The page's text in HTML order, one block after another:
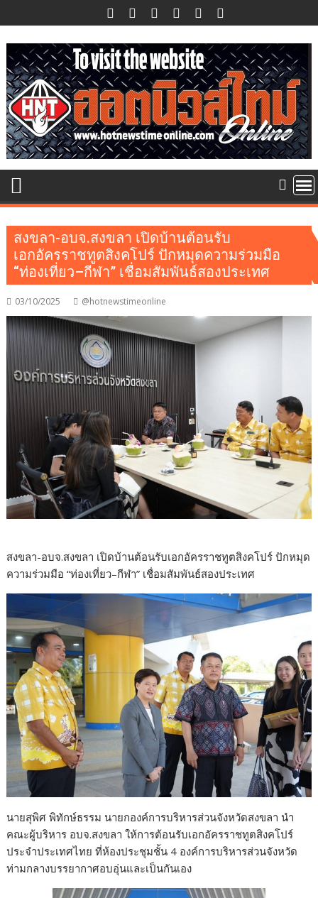
to
content
สงขลา-อบจ.สงขลา เปิดบ้านต้อนรับ
เอกอัครราชทูตสิงคโปร์ ปักหมุดความร่วมมือ
“ท่องเที่ยว–กีฬา” เชื่อมสัมพันธ์สองประเทศ
03/10/2025 @hotnewstimeonline
สงขลา-อบจ.สงขลา เปิดบ้านต้อนรับเอกอัครราชทูตสิงคโปร์ ปักหมุด
ความร่วมมือ “ท่องเที่ยว–กีฬา” เชื่อมสัมพันธ์สองประเทศ
นายสุพิศ พิทักษ์ธรรม นายกองค์การบริหารส่วนจังหวัดสงขลา นำ
คณะผู้บริหาร อบจ.สงขลา ให้การต้อนรับเอกอัครราชทูตสิงคโปร์
ประจำประเทศไทย ที่ห้องประชุมชั้น 4 องค์การบริหารส่วนจังหวัด
ท่ามกลางบรรยากาศอบอุ่นและเป็นกันเอง